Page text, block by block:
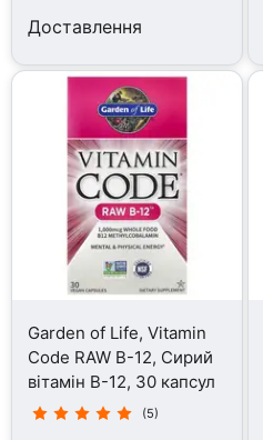
Доставлення
Garden of Life, Vitamin
Code RAW B-12, Сирий
вітамін B-12, 30 капсул
(5)